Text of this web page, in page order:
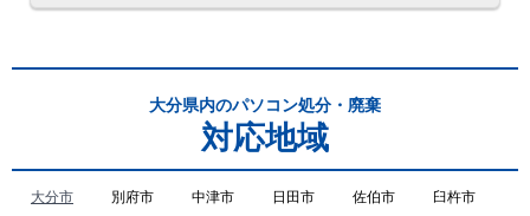
大分県内のパソコン処分・廃棄
対応地域
大分市 別府市 中津市 日田市 佐伯市
臼杵市